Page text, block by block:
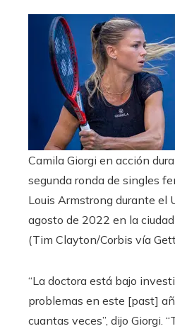
Camila Giorgi en acción
segunda ronda de singles
Louis Armstrong durante el
agosto de 2022 en la ciudad
(Tim Clayton/Corbis vía
“La doctora está bajo
problemas en este [past]
cuantas veces”, dijo Giorgi.